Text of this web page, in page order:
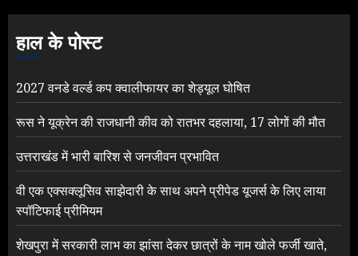
हाल के पोस्ट
2027 वनडे वर्ल्ड कप क्वालीफायर का शेड्यूल घोषित
रूस ने यूक्रेन की राजधानी कीव को रातभर दहलाया, 17 लोगों की मौत
उत्तराखंड में भारी बारिश से जनजीवन प्रभावित
वी एक एक्सक्लूसिव साझेदारी के साथ अपने प्रीपेड यूजर्स के लिए लाया
स्पॉटिफाई प्रीमियम
शेखपुरा में सरकारी लाभ का झांसा देकर छात्रों के नाम खोले फर्जी खाते,